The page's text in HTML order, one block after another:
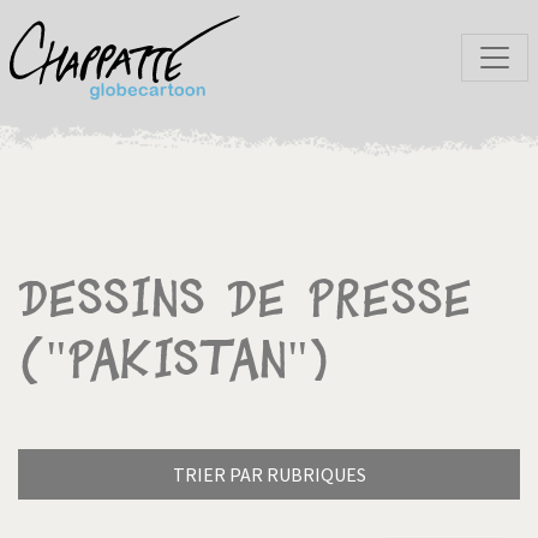
Dessins de presse
("Pakistan")
TRIER PAR RUBRIQUES